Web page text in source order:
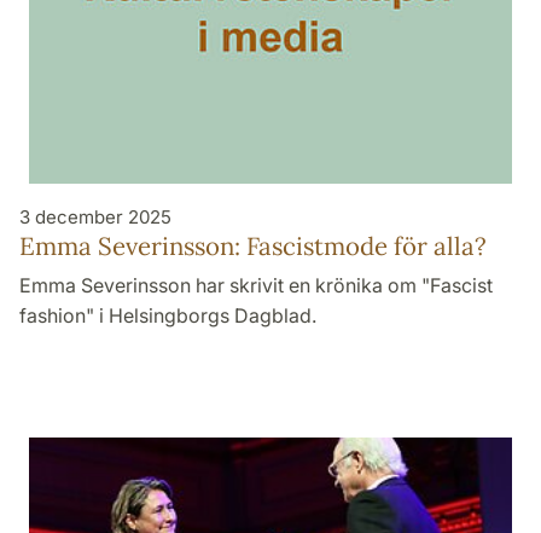
3 december 2025
Emma Severinsson: Fascistmode för alla?
Emma Severinsson har skrivit en krönika om "Fascist
fashion" i Helsingborgs Dagblad.